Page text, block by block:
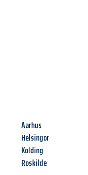
Aarhus
Helsingor
Kolding
Roskilde